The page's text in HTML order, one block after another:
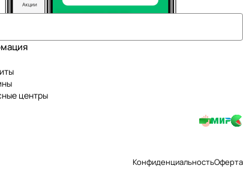
центры
КонфиденциальностьОферта